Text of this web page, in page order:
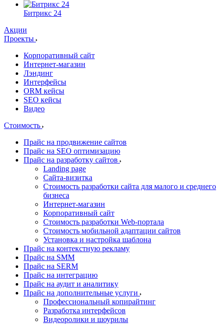
Битрикс 24
Акции
Проекты
Корпоративный сайт
Интернет-магазин
Лэндинг
Интерфейсы
ORM кейсы
SEO кейсы
Видео
Стоимость
Прайс на продвижение сайтов
Прайс на SEO оптимизацию
Прайс на разработку сайтов
Landing page
Cайта-визитка
Стоимость разработки сайта для малого и среднего
бизнеса
Интернет-магазин
Корпоративный сайт
Стоимость разработки Web-портала
Стоимость мобильной адаптации сайтов
Установка и настройка шаблона
Прайс на контекстную рекламу
Прайс на SMM
Прайс на SERM
Прайс на интеграцию
Прайс на аудит и аналитику
Прайс на дополнительные услуги
Профессиональный копирайтинг
Разработка интерфейсов
Видеоролики и шоурилы